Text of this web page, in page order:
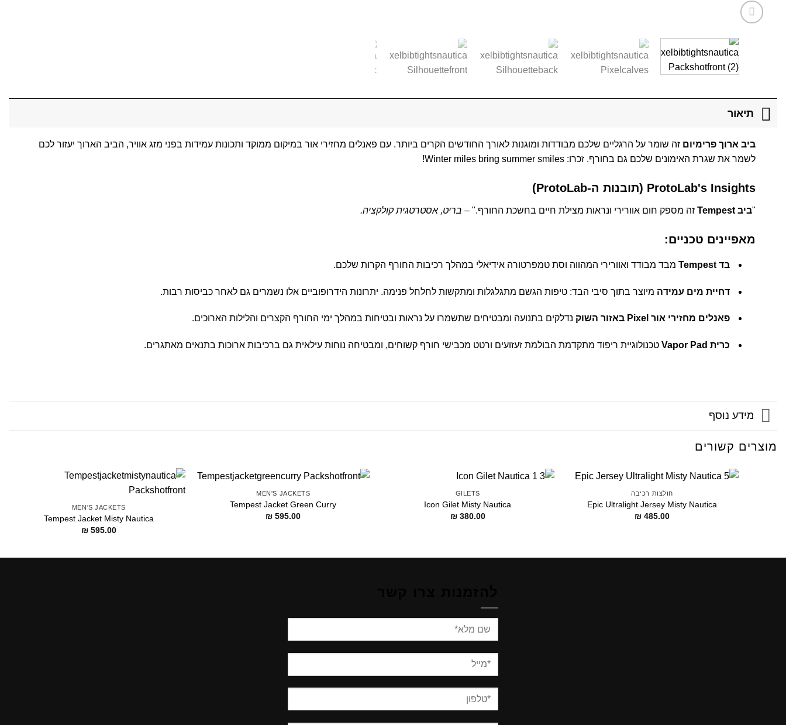
תיאור
ביב ארוך פרימיום זה שומר על הרגליים שלכם מבודדות ומוגנות לאורך החודשים הקרים ביותר. עם פאנלים מחזירי אור במיקום ממוקד ותכונות עמידות בפני מזג אוויר, הביב הארוך יעזור לכם
לשמר את שגרת האימונים שלכם גם בחורף. זכרו: Winter miles bring summer smiles!
ProtoLab's Insights (תובנות ה-ProtoLab)
"ביב Tempest זה מספק חום אוורירי ונראות מצילת חיים בחשכת החורף." – בריט, אסטרטגית קולקציה.
מאפיינים טכניים:
בד Tempest מבד מבודד ואוורירי המהווה וסת טמפרטורה אידיאלי במהלך רכיבות החורף הקרות שלכם.
דחיית מים עמידה מיוצר בתוך סיבי הבד: טיפות הגשם מתגלגלות ומתקשות לחלחל פנימה. יתרונות הידרופוביים אלו נשמרים גם לאחר כביסות רבות.
פאנלים מחזירי אור Pixel באזור השוק נדלקים בתנועה ומבטיחים שתשמרו על נראות ובטיחות במהלך ימי החורף הקצרים והלילות הארוכים.
כרית Vapor Pad טכנולוגיית ריפוד מתקדמת הבולמת זעזועים ורטט מכבישי חורף קשוחים, ומבטיחה נוחות עילאית גם ברכיבות ארוכות בתנאים מאתגרים.
מידע נוסף
מוצרים קשורים
חולצות רכיבה
Epic Ultralight Jersey Misty Nautica
₪ 485.00
GILETS
Icon Gilet Misty Nautica
₪380.00
MEN'S JACKETS
Tempest Jacket Green Curry
₪ 595.00
MEN'S JACKETS
Tempest Jacket Misty Nautica
₪595.00